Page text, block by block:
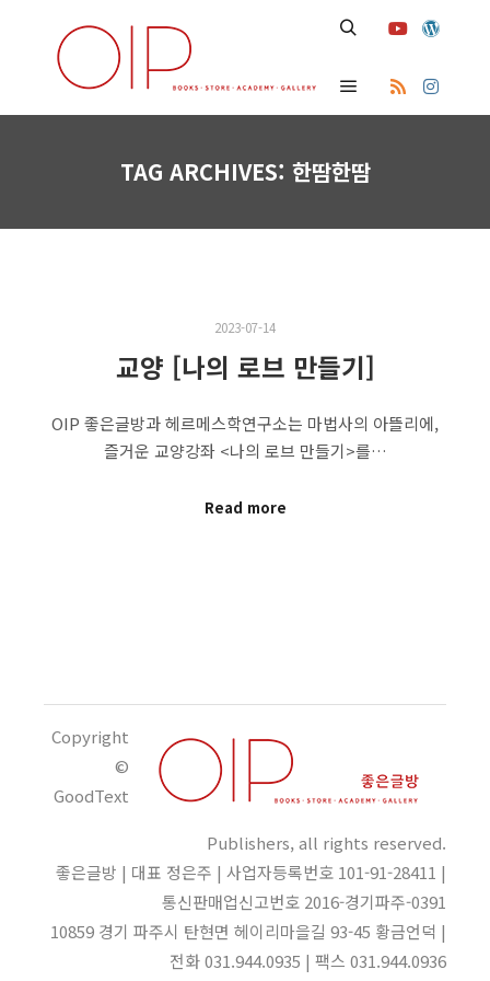
Main menu
TAG ARCHIVES: 한땀한땀
2023-07-14
교양 [나의 로브 만들기]
OIP 좋은글방과 헤르메스학연구소는 마법사의 아뜰리에,
즐거운 교양강좌 <나의 로브 만들기>를…
Read more
Copyright
©
GoodText
Publishers, all rights reserved.
좋은글방 | 대표 정은주 | 사업자등록번호 101-91-28411 |
통신판매업신고번호 2016-경기파주-0391
10859 경기 파주시 탄현면 헤이리마을길 93-45 황금언덕 |
전화 031.944.0935 | 팩스 031.944.0936